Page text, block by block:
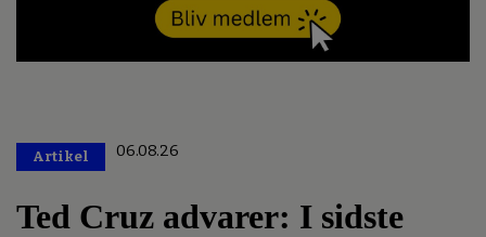
Artikel 06.08.26
Ted Cruz advarer: I sidste